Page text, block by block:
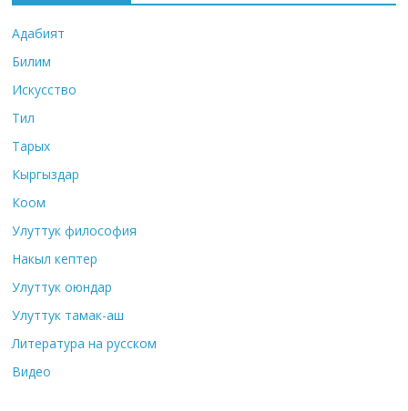
Адабият
Билим
Искусство
Тил
Тарых
Кыргыздар
Коом
Улуттук философия
Накыл кептер
Улуттук оюндар
Улуттук тамак-аш
Литература на русском
Видео